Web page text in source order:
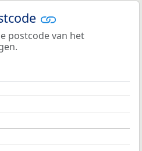
postcode van het